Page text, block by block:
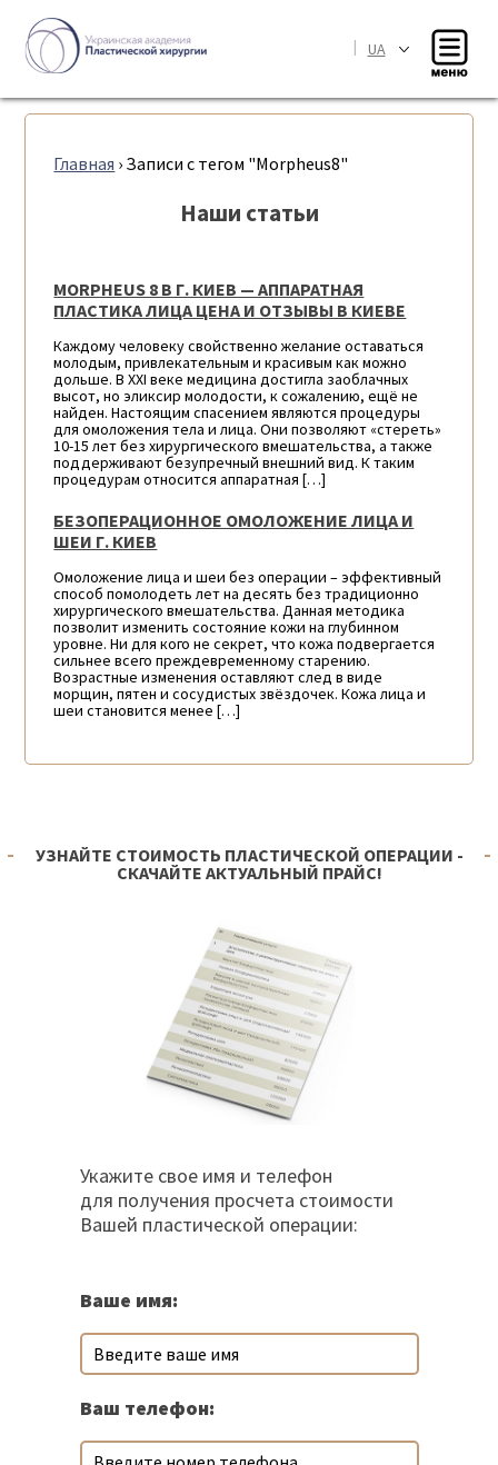
| UA
Главная › Записи с тегом "Morpheus8"
Наши статьи
MORPHEUS 8 В Г. КИЕВ — АППАРАТНАЯ
ПЛАСТИКА ЛИЦА ЦЕНА И ОТЗЫВЫ В КИЕВЕ
Каждому человеку свойственно желание оставаться
молодым, привлекательным и красивым как можно
дольше. В ХХІ веке медицина достигла заоблачных
высот, но эликсир молодости, к сожалению, ещё не
найден. Настоящим спасением являются процедуры
для омоложения тела и лица. Они позволяют «стереть»
10-15 лет без хирургического вмешательства, а также
поддерживают безупречный внешний вид. К таким
процедурам относится аппаратная […]
БЕЗОПЕРАЦИОННОЕ ОМОЛОЖЕНИЕ ЛИЦА И
ШЕИ Г. КИЕВ
Омоложение лица и шеи без операции – эффективный
способ помолодеть лет на десять без традиционно
хирургического вмешательства. Данная методика
позволит изменить состояние кожи на глубинном
уровне. Ни для кого не секрет, что кожа подвергается
сильнее всего преждевременному старению.
Возрастные изменения оставляют след в виде
морщин, пятен и сосудистых звёздочек. Кожа лица и
шеи становится менее […]
УЗНАЙТЕ СТОИМОСТЬ ПЛАСТИЧЕСКОЙ ОПЕРАЦИИ -
СКАЧАЙТЕ АКТУАЛЬНЫЙ ПРАЙС!
Укажите свое имя и телефон
для получения просчета стоимости
Вашей пластической операции:
Ваше имя:
Ваш телефон: